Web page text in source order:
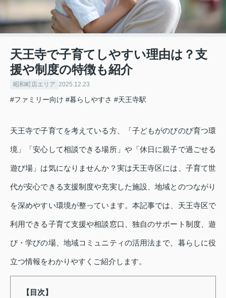
天王寺で子育てしやすい理由は？支
援や制度の特徴も紹介
昭和町店エリア 2025.12.23
#ファミリー向け #暮らしやすさ #天王寺駅
天王寺で子育てを考えている方、「子どもがのびのび育つ環
境」「安心して相談できる場所」や「休日に親子で過ごせる
遊び場」は気になりませんか？実は天王寺区には、子育て世
代が安心できる支援制度や充実した施設、地域とのつながり
を深めやすい環境が整っています。本記事では、天王寺区で
利用できる子育て支援や相談窓口、独自のサポート制度、遊
び・学びの場、地域コミュニティの活用法まで、暮らしに役
立つ情報をわかりやすくご紹介します。
【目次】